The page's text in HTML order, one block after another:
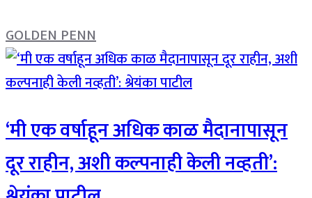
GOLDEN PENN
‘मी एक वर्षाहून अधिक काळ मैदानापासून
दूर राहीन, अशी कल्पनाही केली नव्हती’: